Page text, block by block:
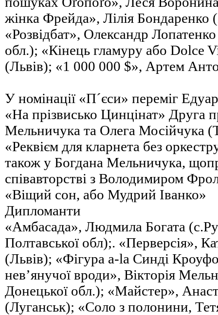
жінка Фрейда», Лілія Бондаренко
«Розвідбат», Олександр
обл.); «Кінець гламуру або Dolce
(Львів); «1 000 000 $», Артем
У номінації «П´єси» переміг
«На прізвисько Цинцінат» Друга
Мельничука та Олега Мосійчука
«Реквієм для кларнета без
також у Богдана Мельничука,
співавторстві з Володимиром
«Віщий сон, або Мудрий Іванко»
Дипломанти
«Амбасада», Людмила Богата
Полтавської обл);. «Перверсія»,
(Львів); «Фігура a-la Синді
нев’янучої вроди», Вікторія
Донецької обл.); «Майстер»,
(Луганськ); «Соло з полонини,